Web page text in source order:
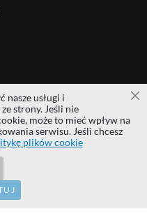
| All rights reserved
of their respective
nasze usługi i
strony. Jeśli nie
może to mieć wpływ na
serwisu. Jeśli chcesz
plików cookie